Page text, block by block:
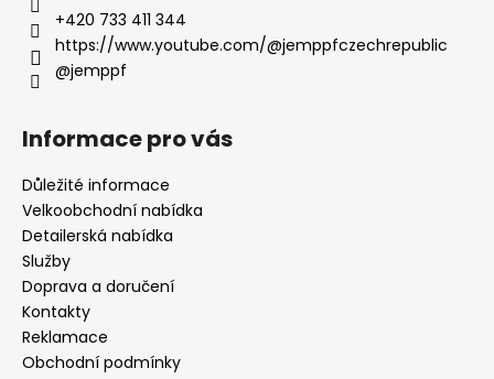
+420 733 411 344
https://www.youtube.com/@jemppfczechrepublic
@jemppf
Informace pro vás
Důležité informace
Velkoobchodní nabídka
Detailerská nabídka
Služby
Doprava a doručení
Kontakty
Reklamace
Obchodní podmínky